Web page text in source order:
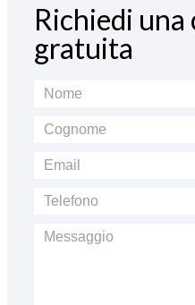
Richiedi una
gratuita